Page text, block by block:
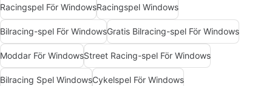
Racingspel För WindowsRacingspel Windows
Bilracing-spel För WindowsGratis Bilracing-spel För Windows
Moddar För WindowsStreet Racing-spel För Windows
Bilracing Spel WindowsCykelspel För Windows